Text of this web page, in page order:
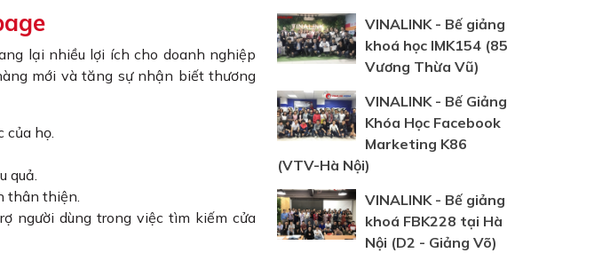
lại nhiều lợi ích cho doanh nghiệp
mới và tăng sự nhận biết thương
của họ.
quả.
thân thiện.
người dùng trong việc tìm kiếm cửa
VINALINK - Bế giảng
khoá học IMK154 (85
Vương Thừa Vũ)
VINALINK - Bế Giảng
Khóa Học Facebook
Marketing K86
(VTV-Hà Nội)
VINALINK - Bế giảng
khoá FBK228 tại Hà
Nội (D2 - Giảng Võ)